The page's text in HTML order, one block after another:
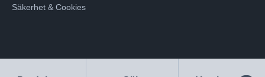
Säkerhet & Cookies